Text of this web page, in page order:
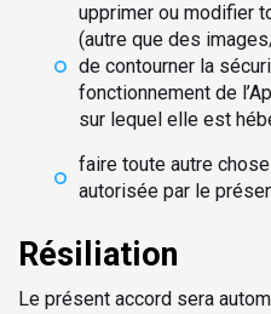
upprimer ou modifier
(autre que des
de contourner la
fonctionnement de
sur lequel elle est
faire toute autre
autorisée par le
Résiliation
Le présent accord sera